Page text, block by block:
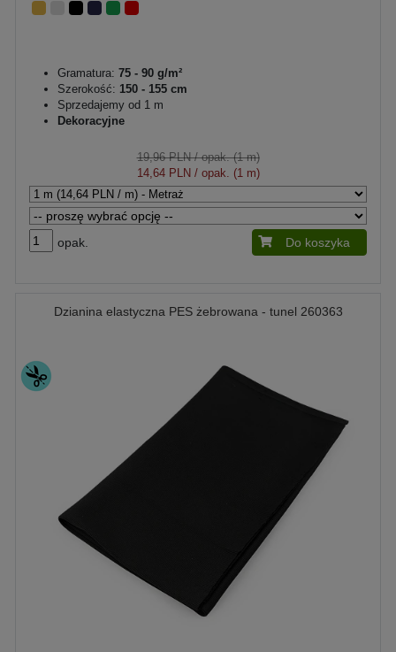
Gramatura: 75 - 90 g/m²
Szerokość: 150 - 155 cm
Sprzedajemy od 1 m
Dekoracyjne
19,96 PLN/ opak. (1 m)
14,64 PLN / opak. (1 m)
opak. Do koszyka
Dzianina elastyczna PES żebrowana - tunel 260363